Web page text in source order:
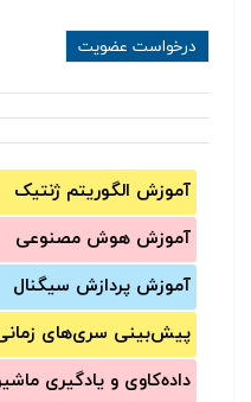
آموزش الگوریتم ژنتیک
آموزش‌ هوش مصنوعی
آموزش‌ پردازش سیگنال
پیش‌‌بینی سری‌‌های
داده‌کاوی و یادگیری